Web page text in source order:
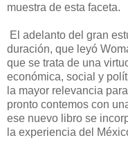
muestra de esta faceta.
El adelanto del gran
duración, que leyó
que se trata de una
económica, social y
la mayor relevancia
pronto contemos con
ese nuevo libro se
la experiencia del